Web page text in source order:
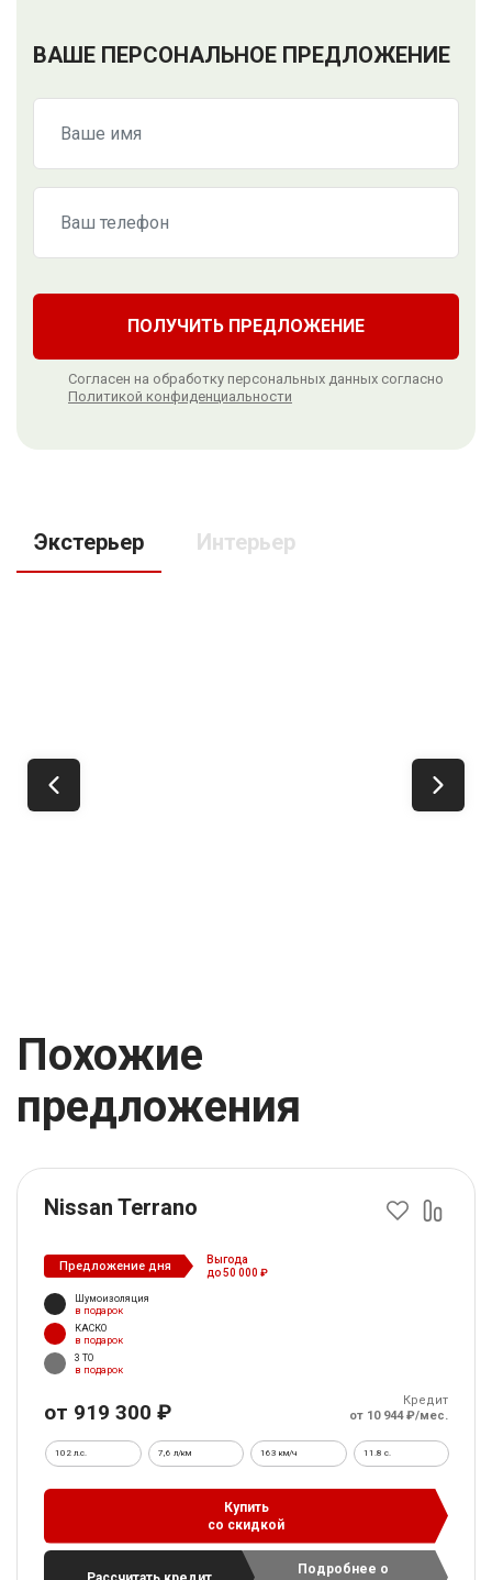
ВАШЕ ПЕРСОНАЛЬНОЕ ПРЕДЛОЖЕНИЕ
ПОЛУЧИТЬ ПРЕДЛОЖЕНИЕ
Согласен на обработку персональных данных согласно
Политикой конфиденциальности
Экстерьер Интерьер
Похожие
предложения
Nissan Terrano
Предложение дня
Выгода
до 50 000 ₽
Шумоизоляция
в подарок
КАСКО
в подарок
3 ТО
в подарок
от 919 300 ₽
Кредит
от 10 944 ₽/мес.
102 л.с. 7,6 л/км 163 км/ч 11.8 c.
Купить
со скидкой
Подробнее о